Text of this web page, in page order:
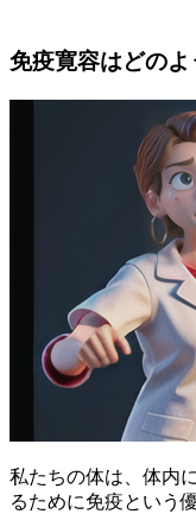
免疫寛容はどの
私たちの体は、体内
るために免疫という